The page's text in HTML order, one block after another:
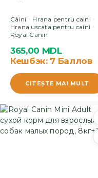
Câini
Hrana pentru caini
Hrana uscata pentru caini
Royal Canin
365,00 MDL
Кешбэк:7 Баллов
CITEŞTE MAI MULT